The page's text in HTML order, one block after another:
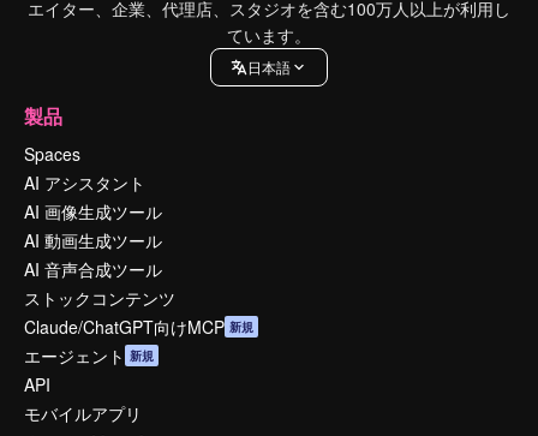
エイター、企業、代理店、スタジオを含む100万人以上が利用し
ています。
日本語
製品
Spaces
AI アシスタント
AI 画像生成ツール
AI 動画生成ツール
AI 音声合成ツール
ストックコンテンツ
Claude/ChatGPT向けMCP 新規
エージェント 新規
API
モバイルアプリ